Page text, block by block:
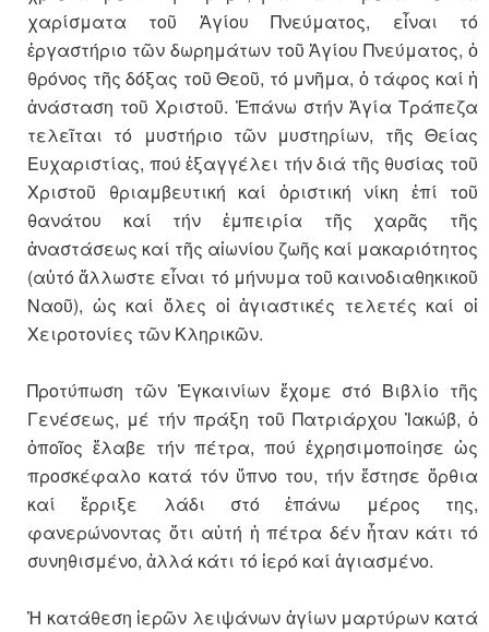
χαρίσματα τοῦ Ἁγίου Πνεύματος, εἶναι τό
ἐργαστήριο τῶν δωρημάτων τοῦ Ἁγίου Πνεύματος, ὁ
θρόνος τῆς δόξας τοῦ Θεοῦ, τό μνῆμα, ὁ τάφος καί ἡ
ἀνάσταση τοῦ Χριστοῦ. Ἐπάνω στήν Ἁγία Τράπεζα
τελεῖται τό μυστήριο τῶν μυστηρίων, τῆς Θείας
Ευχαριστίας, πού ἐξαγγέλει τήν διά τῆς θυσίας τοῦ
Χριστοῦ θριαμβευτική καί ὁριστική νίκη ἐπί τοῦ
θανάτου καί τήν ἐμπειρία τῆς χαρᾶς τῆς
ἀναστάσεως καί τῆς αἰωνίου ζωῆς καί μακαριότητος
(αὐτό ἄλλωστε εἶναι τό μήνυμα τοῦ καινοδιαθηκικοῦ
Ναοῦ), ὡς καί ὅλες οἱ ἁγιαστικές τελετές καί οἱ
Χειροτονίες τῶν Κληρικῶν.
Προτύπωση τῶν Ἐγκαινίων ἔχομε στό Βιβλίο τῆς
Γενέσεως, μέ τήν πράξη τοῦ Πατριάρχου Ἰακώβ, ὁ
ὁποῖος ἔλαβε τήν πέτρα, πού ἐχρησιμοποίησε ὡς
προσκέφαλο κατά τόν ὕπνο του, τήν ἔστησε ὄρθια
καί ἔρριξε λάδι στό ἐπάνω μέρος της,
φανερώνοντας ὅτι αὐτή ἡ πέτρα δέν ἦταν κάτι τό
συνηθισμένο, ἀλλά κάτι τό ἱερό καί ἁγιασμένο.
Ἡ κατάθεση ἱερῶν λειψάνων ἁγίων μαρτύρων κατά